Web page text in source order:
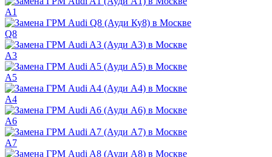
A1
Q8
A3
A5
A4
A6
A7